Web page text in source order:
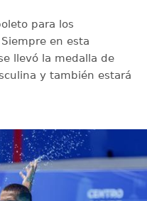
para los
en esta
llevó la medalla de
y también estará